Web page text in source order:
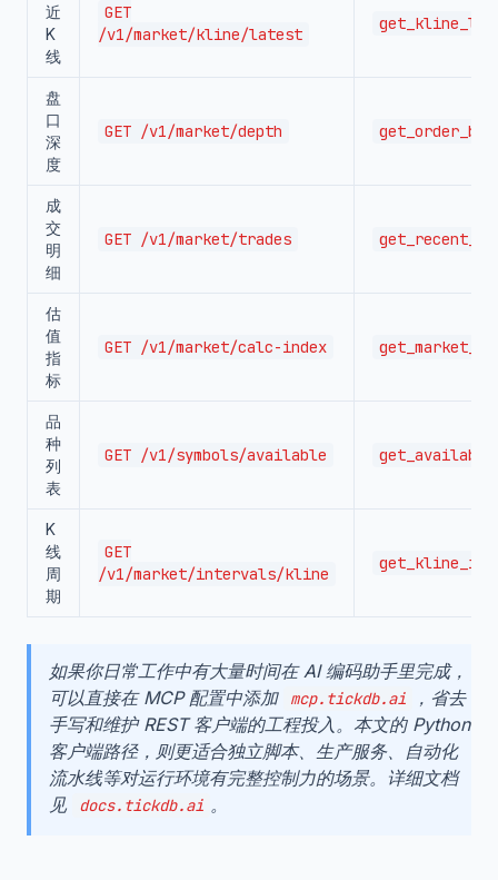
近
K
线
GET
/v1/market/kline/latest
盘
口
深
度
GET /v1/market/depth
成
交
明
细
GET /v1/market/trades
估
值
指
标
GET /v1/market/calc-index
品
种
列
表
GET /v1/symbols/available
K
线
周
期
GET
/v1/market/intervals/kline
如果你日常工作中有大量时间在 AI 编码助手里完成，
可以直接在 MCP 配置中添加
mcp.tickdb.ai
，省去
手写和维护 REST 客户端的工程投入。本文的 Python
客户端路径，则更适合独立脚本、生产服务、自动化
流水线等对运行环境有完整控制力的场景。详细文档
见
docs.tickdb.ai 。